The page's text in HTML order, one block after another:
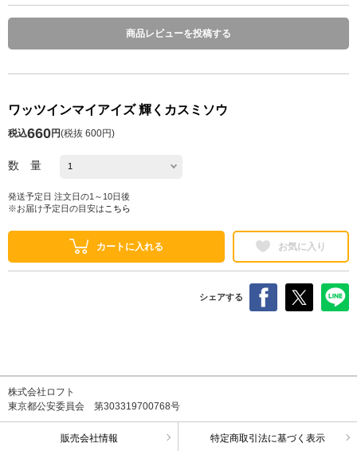
商品レビューを投稿する
ワッツインマイアイズ 輝くカスミソウ
税込660円(税抜 600円)
数 量
発送予定日 注文日の1～10日後
※お届け予定日の目安は こちら
カートに入れる お気に入り
シェアする
株式会社ロフト
東京都公安委員会 第303319700768号
販売会社情報 特定商取引法に基づく表示